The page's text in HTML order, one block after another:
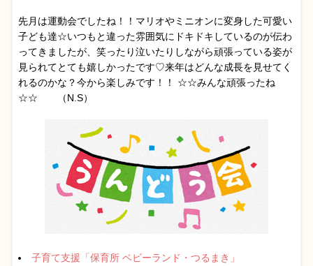
先月は運動会でしたね！！マリオやミニオンに変身した可愛い
子ども達☆いつもと違った雰囲気にドキドキしているのが伝わ
ってきましたが、笑ったり泣いたりしながら頑張っている姿が
見られてとても嬉しかったです♡来年はどんな成長を見せてく
れるのかな？今から楽しみです！！ ☆☆みんな頑張ったね
☆☆ （N.S）
子育て支援「保育所 ベビーランド・つるまき」